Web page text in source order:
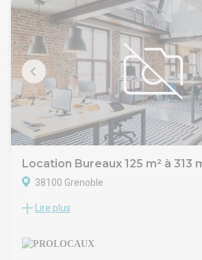
restaurations.
GRENOBLE - EUROPOLE
Europole est le 1er quartier d’affaires
l’agglomération en lien avec le Polygone
Idéalement situé, proche du centre-ville,
des arrêts de bus et Tramway. De
de restauration et de services.
+ : 8 à 10.000 salariés environ. Palais de
Général, CNAM TS, Ecole Supérieure de
Internationale, World Trade Center et
Location Bureaux 125 m² à 313
38100 Grenoble
A louer bureaux d'environ 250m² et 313
vous est proposé par PROLOCAUX.
Prestations - équipements : Bureaux
Lire plus